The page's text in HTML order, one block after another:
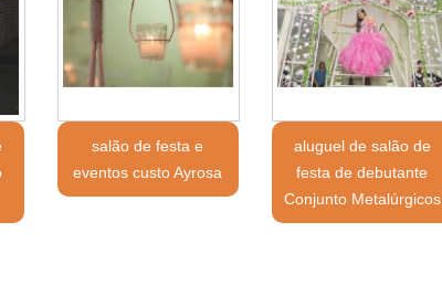
salão de festa e
eventos custo Ayrosa
aluguel de salão de
festa de debutante
Conjunto Metalúrgicos